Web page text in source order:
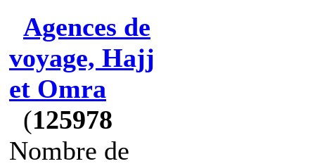
Agences de
voyage, Hajj
et Omra
(125978
Nombre de